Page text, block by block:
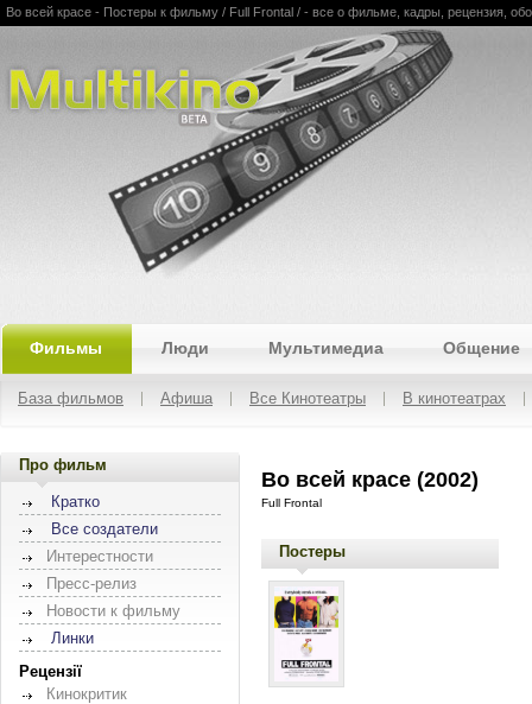
Multikino
Во всей красе - Постеры к фильму / Full Frontal / - все о фильме, кадры, рецензия,
Фильмы Люди Мультимедиа Общение
База фильмов Афиша Все Кинотеатры В кинотеатрах
Про фильм
Кратко
Все создатели
Интерестности
Пресс-релиз
Новости к фильму
Линки
Рецензії
Кинокритик
Во всей красе (2002)
Full Frontal
Постеры